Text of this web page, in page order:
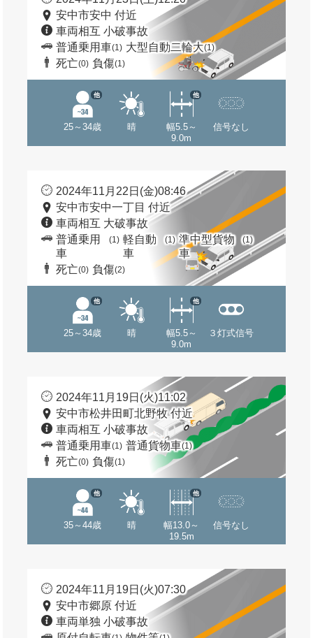
安中市安中 付近
車両相互 小破事故
普通乗用車(1) 大型自動二輪大(1)
死亡(0) 負傷(1)
25～34歳
他
晴
幅5.5～
9.0m
他
信号なし
2024年11月22日(金)08:46
安中市安中一丁目 付近
車両相互 大破事故
普通乗用
車
(1) 軽自動
車
(1) 準中型貨物
車
(1)
死亡(0) 負傷(2)
25～34歳
他
晴
幅5.5～
9.0m
他
３灯式信号
2024年11月19日(火)11:02
安中市松井田町北野牧 付近
車両相互 小破事故
普通乗用車(1) 普通貨物車(1)
死亡(0) 負傷(1)
35～44歳
他
晴
幅13.0～
19.5m
他
信号なし
2024年11月19日(火)07:30
安中市郷原 付近
車両単独 小破事故